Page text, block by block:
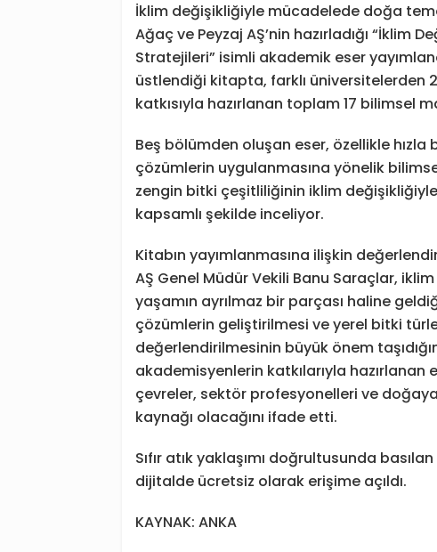
İklim değişikliğiyle mücadelede doğa
Ağaç ve Peyzaj AŞ’nin hazırladığı “İklim
Stratejileri” isimli akademik eser
üstlendiği kitapta, farklı üniversitelerden
katkısıyla hazırlanan toplam 17 bilimsel
Beş bölümden oluşan eser, özellikle
çözümlerin uygulanmasına yönelik
zengin bitki çeşitliliğinin iklim
kapsamlı şekilde inceliyor.
Kitabın yayımlanmasına ilişkin
AŞ Genel Müdür Vekili Banu Saraçlar,
yaşamın ayrılmaz bir parçası haline
çözümlerin geliştirilmesi ve yerel bitki
değerlendirilmesinin büyük önem
akademisyenlerin katkılarıyla
çevreler, sektör profesyonelleri ve
kaynağı olacağını ifade etti.
Sıfır atık yaklaşımı doğrultusunda
dijitalde ücretsiz olarak erişime açıldı.
KAYNAK: ANKA